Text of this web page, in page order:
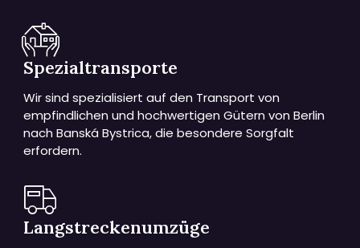
Spezialtransporte
Wir sind spezialisiert auf den Transport von
empfindlichen und hochwertigen Gütern von Berlin
nach Banská Bystrica, die besondere Sorgfalt
erfordern.
Langstreckenumzüge